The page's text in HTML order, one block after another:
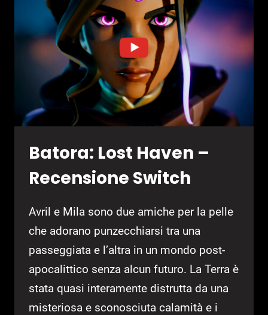
SWITCH
E
PS
Batora: Lost Haven –
Recensione Switch
Avril e Mila sono due amiche per la pelle
che adorano punzecchiarsi tra una
passeggiata e l’altra in un mondo post-
apocalittico senza alcun futuro. La Terra è
stata quasi interamente distrutta da una
misteriosa e sconosciuta calamità e i